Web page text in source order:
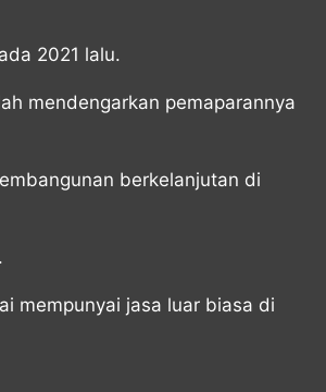
2021 lalu.
mendengarkan pemaparannya
berkelanjutan di
mempunyai jasa luar biasa di